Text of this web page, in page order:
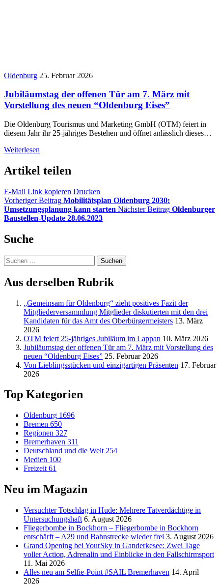
Oldenburg 25. Februar 2026
Jubiläumstag der offenen Tür am 7. März mit
Vorstellung des neuen “Oldenburg Eises”
Die Oldenburg Tourismus und Marketing GmbH (OTM) feiert in
diesem Jahr ihr 25-jähriges Bestehen und öffnet anlässlich dieses…
Weiterlesen
Artikel teilen
E-Mail Link kopieren Drucken
Vorheriger Beitrag Mobilitätsplan Oldenburg 2030:
Umsetzungsplanung kann starten Nächster Beitrag Oldenburger
Baustellen-Update 28.06.2023
Suche
Suchen
nach:
Aus derselben Rubrik
„Gemeinsam für Oldenburg“ zieht positives Fazit der
Mitgliederversammlung Mitglieder diskutierten mit den drei
Kandidaten für das Amt des Oberbürgermeisters 13. März
2026
OTM feiert 25-jähriges Jubiläum im Lappan 10. März 2026
Jubiläumstag der offenen Tür am 7. März mit Vorstellung des
neuen “Oldenburg Eises” 25. Februar 2026
Von Lieblingsstücken und einzigartigen Präsenten 17. Februar
2026
Top Kategorien
Oldenburg 1696
Bremen 650
Regionen 327
Bremerhaven 311
Deutschland und die Welt 254
Medien 100
Freizeit 61
Neu im Magazin
Versucht­er Totschlag in Hude: Mehrere Tatverdächtige in
Untersuchungshaft 6. August 2026
Fliegerbombe in Bockhorn – Fliegerbombe in Bockhorn
entschärft – A29 und Bahnstrecke wieder frei 3. August 2026
Grand Opening bei YourSky in Ganderkesee: Zwei Tage
voller Action, Adrenalin und Einblicke in den Fallschirmsport
11. Mai 2026
Alles neu am Selfie-Point #SAIL Bremerhaven 14. April
2026